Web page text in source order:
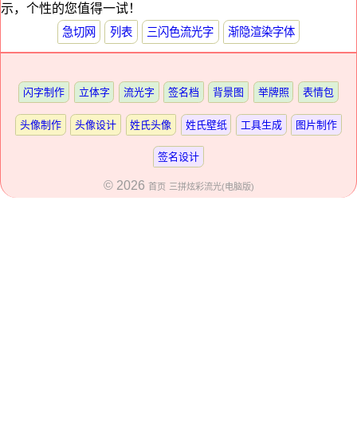
示，个性的您值得一试！
急切网 列表 三闪色流光字 渐隐渲染字体
闪字制作 立体字 流光字 签名档 背景图 举牌照 表情包
头像制作 头像设计 姓氏头像 姓氏壁纸 工具生成 图片制作
签名设计
© 2026 首页 三拼炫彩流光(电脑版)